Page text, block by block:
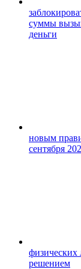
суммы
деньги
новым
сентября
физических
решением